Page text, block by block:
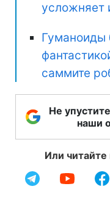
усложняет
Гуманоиды
саммите
Не
наши
Или читайте